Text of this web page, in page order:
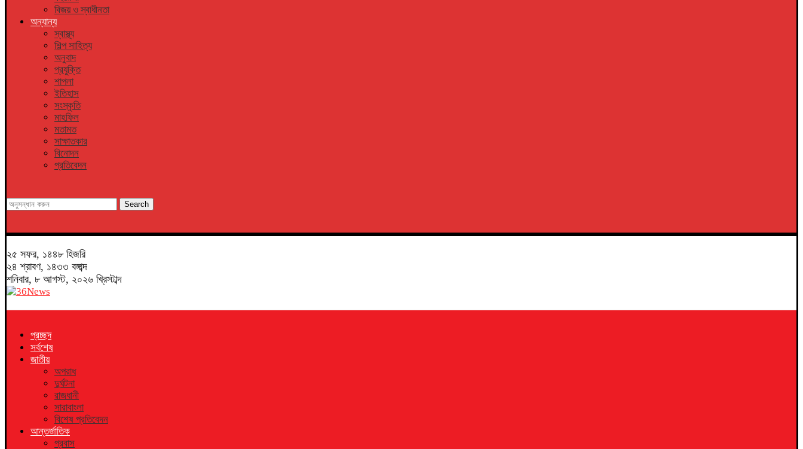
বিজয় ও স্বাধীনতা
অন্যান্য
স্বাস্থ্য
শিল্প সাহিত্য
অনুবাদ
প্রযুক্তি
শাপলা
ইতিহাস
সংস্কৃতি
মাহফিল
মতামত
সাক্ষাতকার
বিনোদন
প্রতিবেদন
Search
২৫ সফর, ১৪৪৮ হিজরি
২৪ শ্রাবণ, ১৪৩৩ বঙ্গাব্দ
শনিবার, ৮ আগস্ট, ২০২৬ খ্রিস্টাব্দ
প্রচ্ছদ
সর্বশেষ
জাতীয়
অপরাধ
দুর্ঘটনা
রাজধানী
সারাবাংলা
বিশেষ প্রতিবেদন
আন্তর্জাতিক
প্রবাস